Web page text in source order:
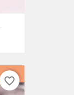
favorite_border